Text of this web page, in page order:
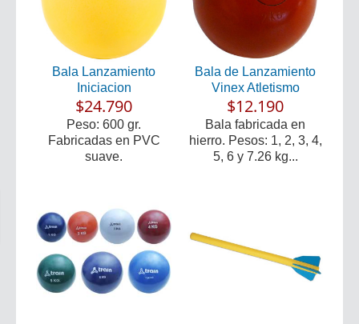
Bala Lanzamiento
Iniciacion
$24.790
Peso: 600 gr.
Fabricadas en PVC
suave.
Bala de Lanzamiento
Vinex Atletismo
$12.190
Bala fabricada en
hierro. Pesos: 1, 2, 3, 4,
5, 6 y 7.26 kg...